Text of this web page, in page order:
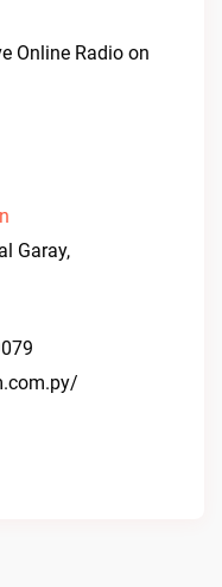
Online Radio on
Garay,